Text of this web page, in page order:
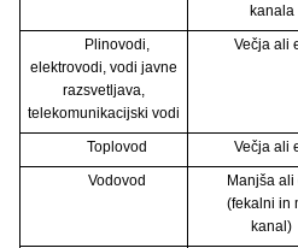
kanala
Plinovodi,
elektrovodi, vodi javne
razsvetljava,
telekomunikacijski vodi
Večja ali
Toplovod Večja ali
Vodovod
Manjša
(fekalni in
kanal)